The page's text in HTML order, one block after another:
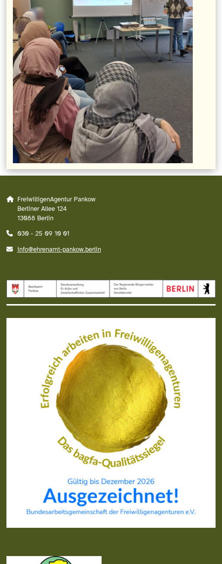
FreiwilligenAgentur Pankow
Berliner Allee 124
13088 Berlin
030 - 25 09 10 01
info@ehrenamt-pankow.berlin